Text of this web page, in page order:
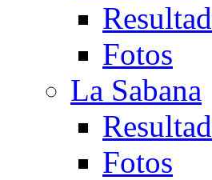
Fotos
La Sabana
Fotos